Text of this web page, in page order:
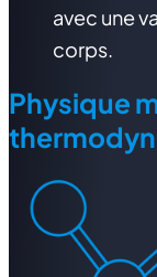
avec une
corps.
Physique